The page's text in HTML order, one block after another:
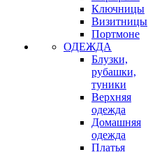
Ключницы
Визитницы
Портмоне
ОДЕЖДА
Блузки,
рубашки,
туники
Верхняя
одежда
Домашняя
одежда
Платья